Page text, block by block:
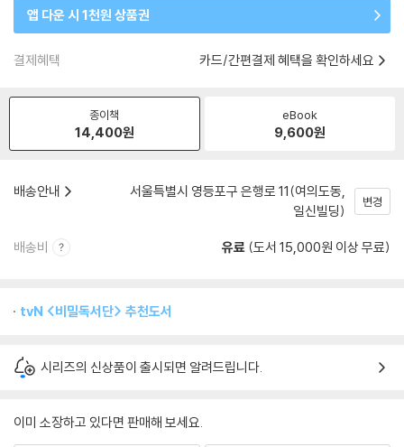
앱 다운 시 1천원 상품권
결제혜택 카드/간편결제 혜택을 확인하세요
종이책
14,400원
eBook
9,600원
배송안내
서울특별시 영등포구 은행로 11(여의도동,
일신빌딩)
변경
배송비 유료 (도서 15,000원 이상 무료)
tvN <비밀독서단> 추천도서
시리즈의 신상품이 출시되면 알려드립니다.
이미 소장하고 있다면 판매해 보세요.